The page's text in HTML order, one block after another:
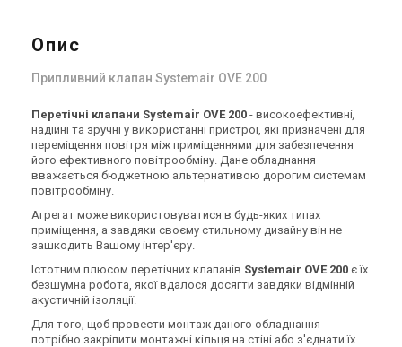
Опис
Припливний клапан Systemair OVЕ 200
Перетічні клапани Systemair OVЕ 200 - високоефективні,
надійні та зручні у використанні пристрої, які призначені для
переміщення повітря між приміщеннями для забезпечення
його ефективного повітрообміну. Дане обладнання
вважається бюджетною альтернативою дорогим системам
повітрообміну.
Агрегат може використовуватися в будь-яких типах
приміщення, а завдяки своєму стильному дизайну він не
зашкодить Вашому інтер'єру.
Істотним плюсом перетічних клапанів Systemair OVЕ 200 є їх
безшумна робота, якої вдалося досягти завдяки відмінній
акустичній ізоляції.
Для того, щоб провести монтаж даного обладнання
потрібно закріпити монтажні кільця на стіні або з'єднати їх